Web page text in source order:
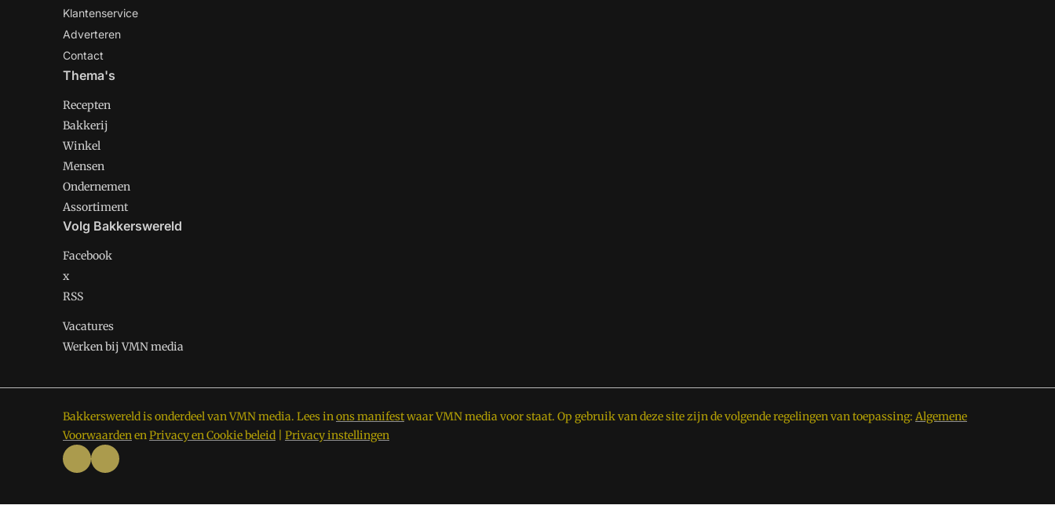
Klantenservice
Adverteren
Contact
Thema's
Recepten
Bakkerij
Winkel
Mensen
Ondernemen
Assortiment
Volg Bakkerswereld
Facebook
x
RSS
Vacatures
Werken bij VMN media
Bakkerswereld is onderdeel van VMN media. Lees inons manifestwaar VMN media voor staat. Op gebruik van deze site zijn de volgende regelingen van toepassing: Algemene
VoorwaardenenPrivacy en Cookie beleid Privacy instellingen